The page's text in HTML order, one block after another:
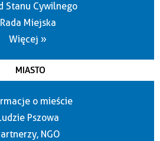
Stanu Cywilnego
Rada Miejska
Więcej »
MIASTO
o mieście
Pszowa
NGO